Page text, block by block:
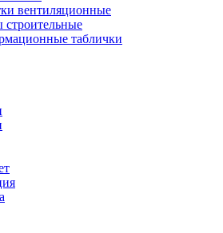
вентиляционные
строительные
таблички